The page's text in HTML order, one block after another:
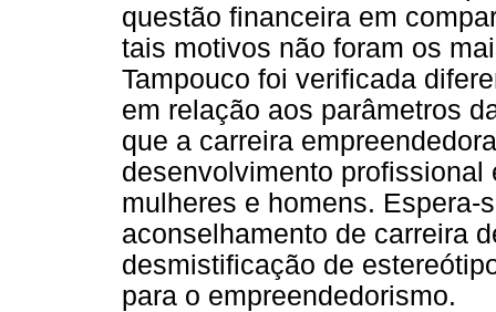
questão financeira em
tais motivos não foram os
Tampouco foi verificada
em relação aos parâmetros
que a carreira
desenvolvimento
mulheres e homens. Espera-
aconselhamento de carreira
desmistificação de
para o empreendedorismo.